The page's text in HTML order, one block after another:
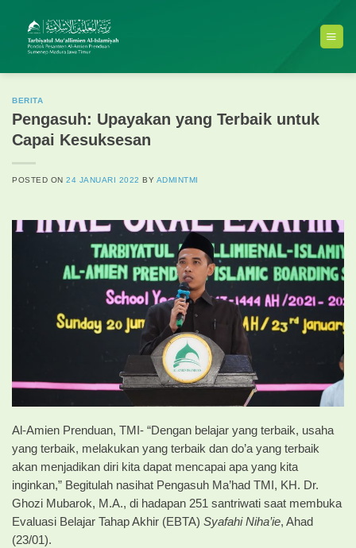
content
BERITA
Pengasuh: Upayakan yang Terbaik untuk
Capai Kesuksesan
POSTED ON24 JANUARI 2022 BY ADMINTMI
Al-Amien Prenduan, TMI- “Dengan belajar yang terbaik, usaha
yang terbaik, melakukan yang terbaik dan do’a yang terbaik
akan menjadikan diri kita dapat mencapai apa yang kita
inginkan,” Begitulah nasihat Pengasuh Ma’had TMI, KH. Dr.
Ghozi Mubarok, M.A., di hadapan 251 santriwati saat membuka
Evaluasi Belajar Tahap Akhir (EBTA) Syafahi Niha’ie, Ahad
(23/01).